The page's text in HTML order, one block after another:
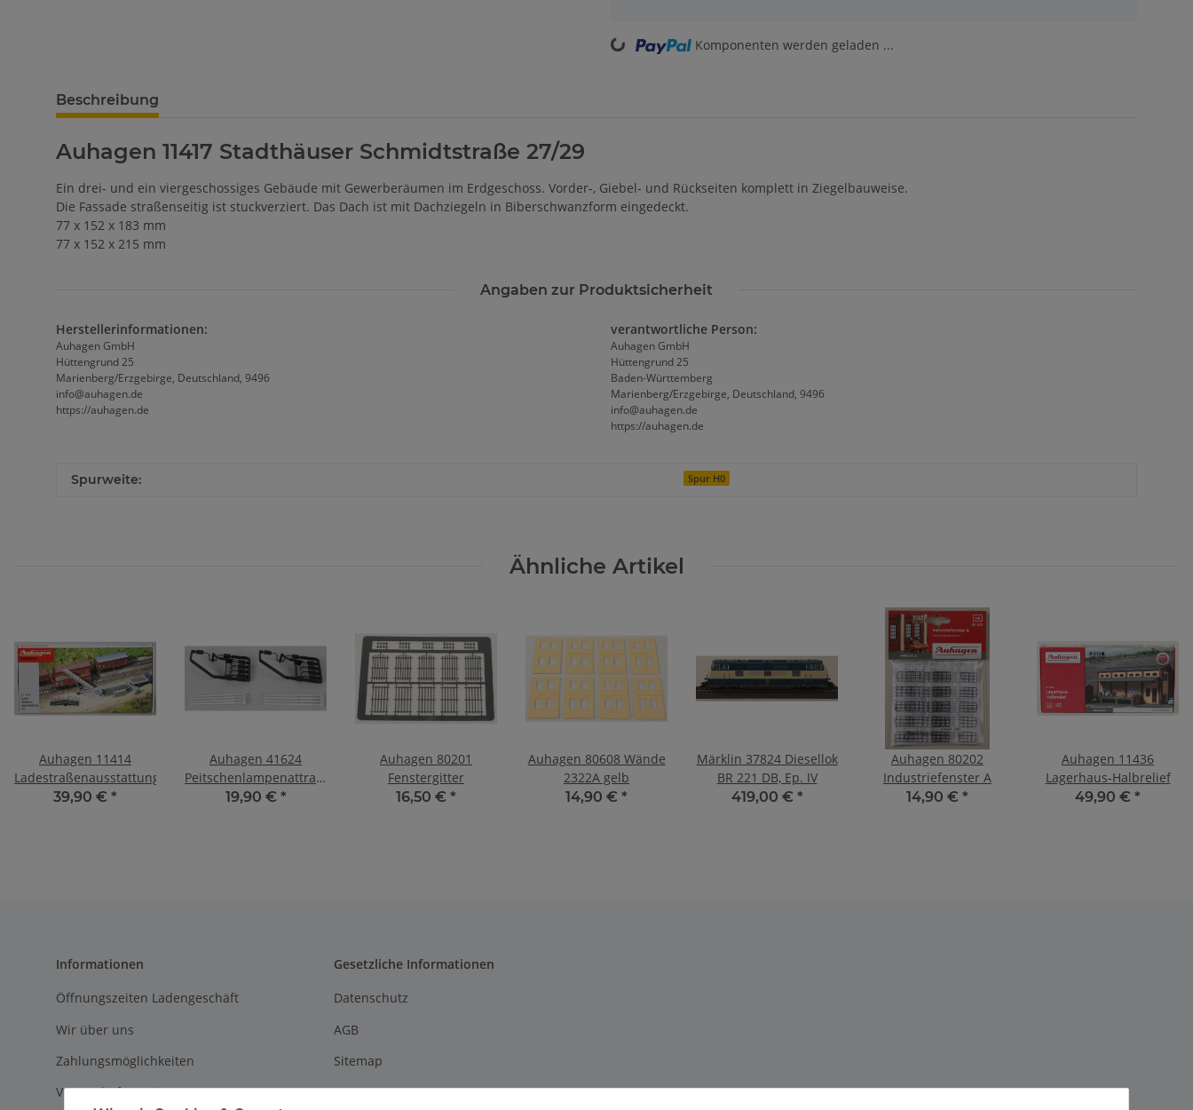
Loading... Komponenten werden geladen ...
Beschreibung
Auhagen 11417 Stadthäuser Schmidtstraße 27/29
Ein drei- und ein viergeschossiges Gebäude mit Gewerberäumen im Erdgeschoss. Vorder-, Giebel- und Rückseiten komplett in Ziegelbauweise.
Die Fassade straßenseitig ist stuckverziert. Das Dach ist mit Dachziegeln in Biberschwanzform eingedeckt.
77 x 152 x 183 mm
77 x 152 x 215 mm
Angaben zur Produktsicherheit
Herstellerinformationen:
Auhagen GmbH
Hüttengrund 25
Marienberg/Erzgebirge, Deutschland, 9496
info@auhagen.de
https://auhagen.de
verantwortliche Person:
Auhagen GmbH
Hüttengrund 25
Baden-Württemberg
Marienberg/Erzgebirge, Deutschland, 9496
info@auhagen.de
https://auhagen.de
Spurweite: Spur H0
Ähnliche Artikel
Auhagen 11414
Ladestraßenausstattung
39,90 € *
Auhagen 41624
Peitschenlampenattrappen
eckig
19,90 € *
Auhagen 80201
Fenstergitter
16,50 € *
Auhagen 80608 Wände
2322A gelb
14,90 € *
Märklin 37824 Diesellok
BR 221 DB, Ep. IV
419,00 € *
Auhagen 80202
Industriefenster A
14,90 € *
Auhagen 11436
Lagerhaus-Halbrelief
49,90 € *
Informationen
Öffnungszeiten Ladengeschäft
Wir über uns
Zahlungsmöglichkeiten
Versandinformationen
Gesetzliche Informationen
Datenschutz
AGB
Sitemap
Impressum